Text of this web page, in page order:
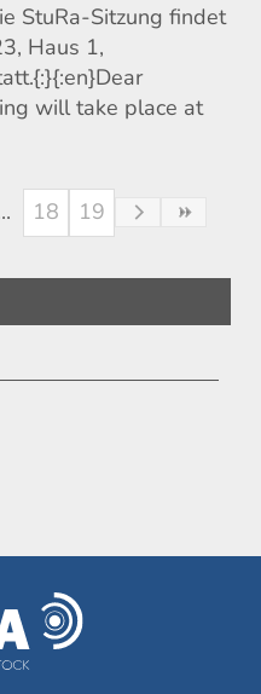
StuRa-Sitzung findet
Haus 1,
will take place at
18 19